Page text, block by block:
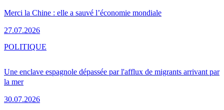
Merci la Chine : elle a sauvé l’économie mondiale
27.07.2026
Une enclave espagnole dépassée par l'afflux de migrants arrivant par
la mer
30.07.2026
POLITIQUE